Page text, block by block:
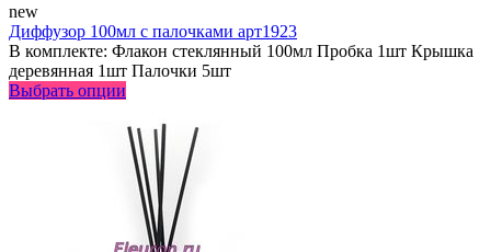
new
Диффузор 100мл с палочками арт1923
В комплекте: Флакон стеклянный 100мл Пробка 1шт Крышка
деревянная 1шт Палочки 5шт
Выбрать опции